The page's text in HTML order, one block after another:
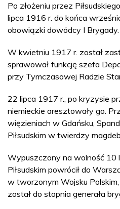
Po złożeniu przez
lipca 1916 r. do końca
obowiązki dowódcy I Brygady.
W kwietniu 1917 r. został
sprawował funkcję szefa
przy Tymczasowej Radzie
22 lipca 1917 r., po kryzysie
niemieckie aresztowały go.
więzieniach w Gdańsku,
Piłsudskim w twierdzy
Wypuszczony na wolność 10
Piłsudskim powrócił do
w tworzonym Wojsku
został do stopnia generała